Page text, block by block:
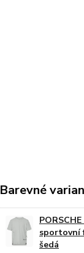
Barevné
sportovní
šedá